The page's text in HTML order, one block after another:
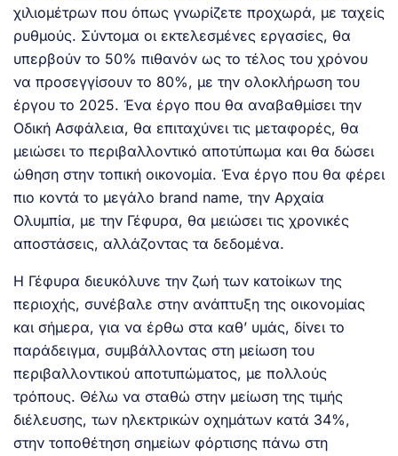
χιλιομέτρων που όπως γνωρίζετε προχωρά, με ταχείς
ρυθμούς. Σύντομα οι εκτελεσμένες εργασίες, θα
υπερβούν το 50% πιθανόν ως το τέλος του χρόνου
να προσεγγίσουν το 80%, με την ολοκλήρωση του
έργου το 2025. Ένα έργο που θα αναβαθμίσει την
Οδική Ασφάλεια, θα επιταχύνει τις μεταφορές, θα
μειώσει το περιβαλλοντικό αποτύπωμα και θα δώσει
ώθηση στην τοπική οικονομία. Ένα έργο που θα φέρει
πιο κοντά το μεγάλο brand name, την Αρχαία
Ολυμπία, με την Γέφυρα, θα μειώσει τις χρονικές
αποστάσεις, αλλάζοντας τα δεδομένα.
Η Γέφυρα διευκόλυνε την ζωή των κατοίκων της
περιοχής, συνέβαλε στην ανάπτυξη της οικονομίας
και σήμερα, για να έρθω στα καθ’ υμάς, δίνει το
παράδειγμα, συμβάλλοντας στη μείωση του
περιβαλλοντικού αποτυπώματος, με πολλούς
τρόπους. Θέλω να σταθώ στην μείωση της τιμής
διέλευσης, των ηλεκτρικών οχημάτων κατά 34%,
στην τοποθέτηση σημείων φόρτισης πάνω στη